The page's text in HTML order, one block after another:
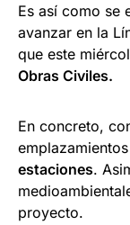
Es así como se
avanzar en la
que este
Obras Civiles.
En concreto,
estaciones.
proyecto.